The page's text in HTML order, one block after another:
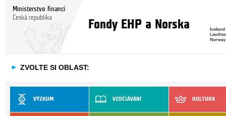
Ministerstvo financí
Česká republika
Fondy EHP a Norska
► ZVOLTE SI OBLAST:
VÝZKUM VZDĚLÁVÁNÍ KULTURA